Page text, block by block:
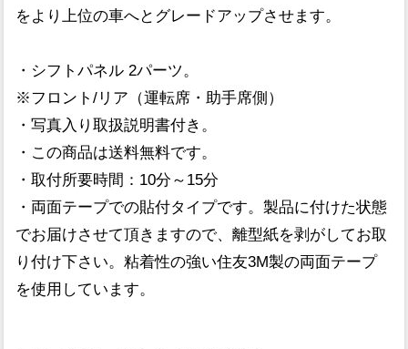
をより上位の車へとグレードアップさせます。
・シフトパネル 2パーツ。
※フロント/リア（運転席・助手席側）
・写真入り取扱説明書付き。
・この商品は送料無料です。
・取付所要時間：10分～15分
・両面テープでの貼付タイプです。製品に付けた状態
でお届けさせて頂きますので、離型紙を剥がしてお取
り付け下さい。粘着性の強い住友3M製の両面テープ
を使用しています。